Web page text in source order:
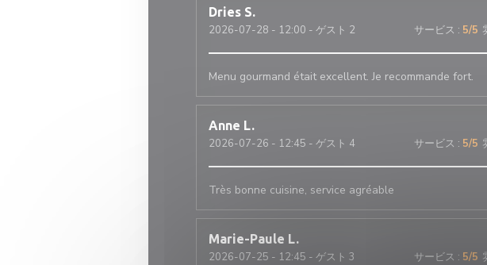
Dries S
2026-07-28 - 12:00 - ゲスト 2 サービス : 5/5
Menu gourmand était excellent. Je recommande fort.
Anne L
2026-07-26 - 12:45 - ゲスト 4 サービス : 5/5
Très bonne cuisine, service agréable
Marie-Paule L
2026-07-25 - 12:45 - ゲスト 3 サービス : 5/5